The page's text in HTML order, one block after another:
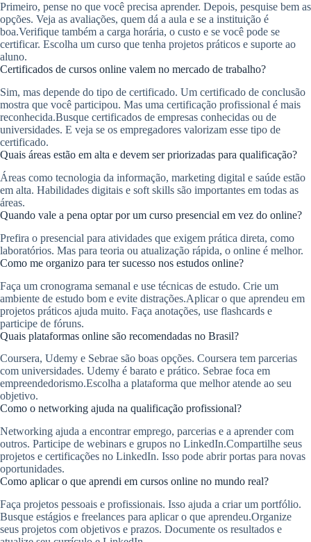
Primeiro, pense no que você precisa aprender. Depois, pesquise bem as
opções. Veja as avaliações, quem dá a aula e se a instituição é
boa.Verifique também a carga horária, o custo e se você pode se
certificar. Escolha um curso que tenha projetos práticos e suporte ao
aluno.
Certificados de cursos online valem no mercado de trabalho?
Sim, mas depende do tipo de certificado. Um certificado de conclusão
mostra que você participou. Mas uma certificação profissional é mais
reconhecida.Busque certificados de empresas conhecidas ou de
universidades. E veja se os empregadores valorizam esse tipo de
certificado.
Quais áreas estão em alta e devem ser priorizadas para qualificação?
Áreas como tecnologia da informação, marketing digital e saúde estão
em alta. Habilidades digitais e soft skills são importantes em todas as
áreas.
Quando vale a pena optar por um curso presencial em vez do online?
Prefira o presencial para atividades que exigem prática direta, como
laboratórios. Mas para teoria ou atualização rápida, o online é melhor.
Como me organizo para ter sucesso nos estudos online?
Faça um cronograma semanal e use técnicas de estudo. Crie um
ambiente de estudo bom e evite distrações.Aplicar o que aprendeu em
projetos práticos ajuda muito. Faça anotações, use flashcards e
participe de fóruns.
Quais plataformas online são recomendadas no Brasil?
Coursera, Udemy e Sebrae são boas opções. Coursera tem parcerias
com universidades. Udemy é barato e prático. Sebrae foca em
empreendedorismo.Escolha a plataforma que melhor atende ao seu
objetivo.
Como o networking ajuda na qualificação profissional?
Networking ajuda a encontrar emprego, parcerias e a aprender com
outros. Participe de webinars e grupos no LinkedIn.Compartilhe seus
projetos e certificações no LinkedIn. Isso pode abrir portas para novas
oportunidades.
Como aplicar o que aprendi em cursos online no mundo real?
Faça projetos pessoais e profissionais. Isso ajuda a criar um portfólio.
Busque estágios e freelances para aplicar o que aprendeu.Organize
seus projetos com objetivos e prazos. Documente os resultados e